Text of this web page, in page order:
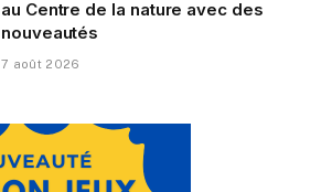
au Centre de la nature avec des
nouveautés
7 août 2026